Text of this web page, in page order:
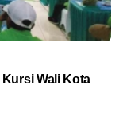
Wali Kota